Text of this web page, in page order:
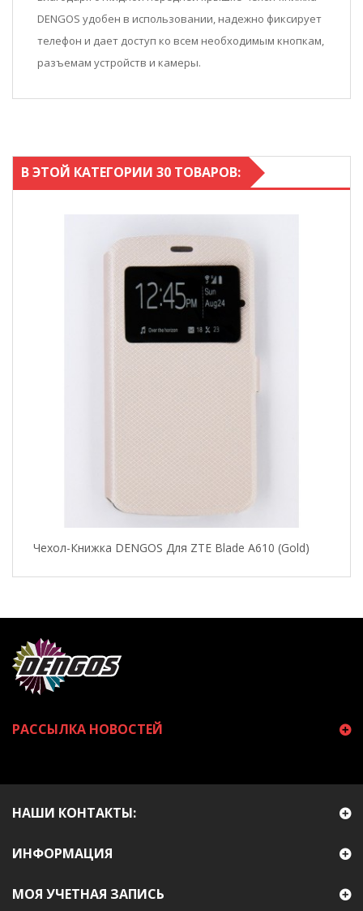
DENGOS удобен в использовании, надежно фиксирует
телефон и дает доступ ко всем необходимым кнопкам,
разъемам устройств и камеры.
В ЭТОЙ КАТЕГОРИИ 30 ТОВАРОВ:
Чехол-Книжка DENGOS Для ZTE Blade A610 (gold)
РАССЫЛКА НОВОСТЕЙ
НАШИ КОНТАКТЫ:
ИНФОРМАЦИЯ
МОЯ УЧЕТНАЯ ЗАПИСЬ